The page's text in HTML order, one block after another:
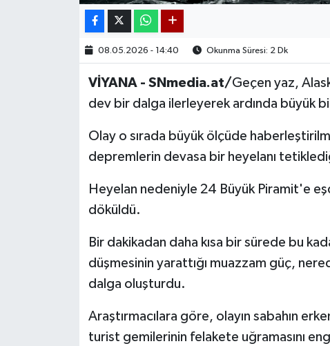
08.05.2026 - 14:40 Okunma Süresi: 2 Dk
VİYANA - SNmedia.at/Geçen yaz,
dev bir dalga ilerleyerek ardında büyük
Olay o sırada büyük ölçüde
depremlerin devasa bir heyelanı
Heyelan nedeniyle 24 Büyük Piramit'e
döküldü.
Bir dakikadan daha kısa bir sürede bu
düşmesinin yarattığı muazzam güç,
dalga oluşturdu.
Araştırmacılara göre, olayın sabahın
turist gemilerinin felakete uğramasını